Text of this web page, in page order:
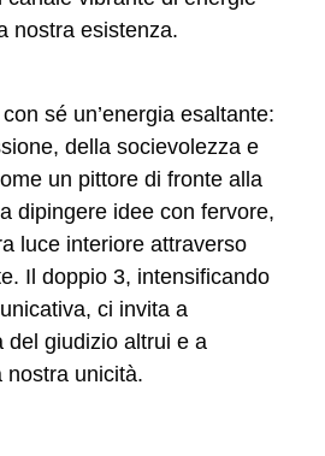
nostra esistenza.
sé un’energia esaltante:
della socievolezza e
un pittore di fronte alla
dipingere idee con fervore,
luce interiore attraverso
Il doppio 3, intensificando
ci invita a
del giudizio altrui e a
nostra unicità.